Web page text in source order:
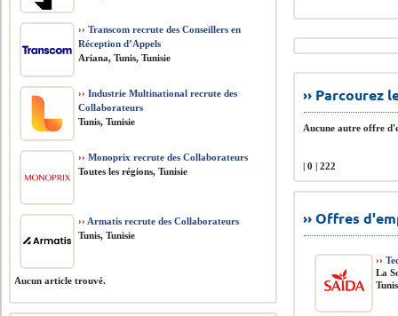
››
Aucune autre offre
| 0 | 222
›› Offres
››
La
›› Transcom recrute des Conseillers en
Réception d’Appels
Ariana, Tunis, Tunisie
›› Industrie Multinational recrute des
Collaborateurs
Tunis, Tunisie
›› Monoprix recrute des Collaborateurs
Toutes les régions, Tunisie
›› Armatis recrute des Collaborateurs
Tunis, Tunisie
Aucun article trouvé.